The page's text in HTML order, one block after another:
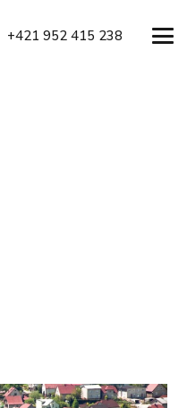
+421 952 415 238